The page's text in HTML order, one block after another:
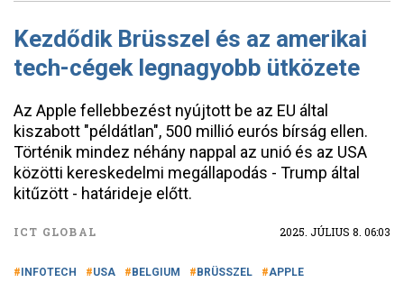
Kezdődik Brüsszel és az amerikai
tech-cégek legnagyobb ütközete
Az Apple fellebbezést nyújtott be az EU által
kiszabott "példátlan", 500 millió eurós bírság ellen.
Történik mindez néhány nappal az unió és az USA
közötti kereskedelmi megállapodás - Trump által
kitűzött - határideje előtt.
ICT GLOBAL 2025. JÚLIUS 8. 06:03
INFOTECH USA BELGIUM BRÜSSZEL APPLE